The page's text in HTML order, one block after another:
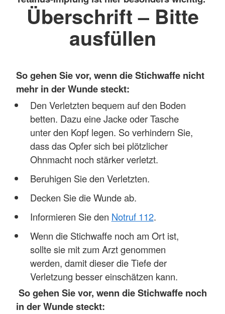
Überschrift – Bitte
ausfüllen
So gehen Sie vor, wenn die Stichwaffe nicht
mehr in der Wunde steckt:
Den Verletzten bequem auf den Boden
betten. Dazu eine Jacke oder Tasche
unter den Kopf legen. So verhindern Sie,
dass das Opfer sich bei plötzlicher
Ohnmacht noch stärker verletzt.
Beruhigen Sie den Verletzten.
Decken Sie die Wunde ab.
Informieren Sie den Notruf 112.
Wenn die Stichwaffe noch am Ort ist,
sollte sie mit zum Arzt genommen
werden, damit dieser die Tiefe der
Verletzung besser einschätzen kann.
So gehen Sie vor, wenn die Stichwaffe noch
in der Wunde steckt: